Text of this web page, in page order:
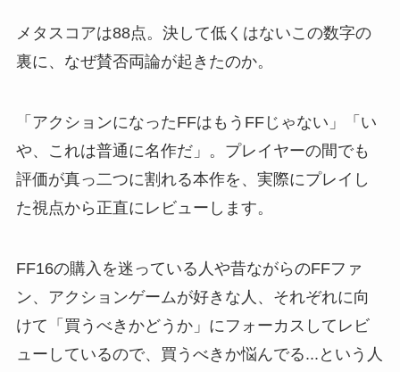
メタスコアは88点。決して低くはないこの数字の
裏に、なぜ賛否両論が起きたのか。
「アクションになったFFはもうFFじゃない」「い
や、これは普通に名作だ」。プレイヤーの間でも
評価が真っ二つに割れる本作を、実際にプレイし
た視点から正直にレビューします。
FF16の購入を迷っている人や昔ながらのFFファ
ン、アクションゲームが好きな人、それぞれに向
けて「買うべきかどうか」にフォーカスしてレビ
ューしているので、買うべきか悩んでる...という人